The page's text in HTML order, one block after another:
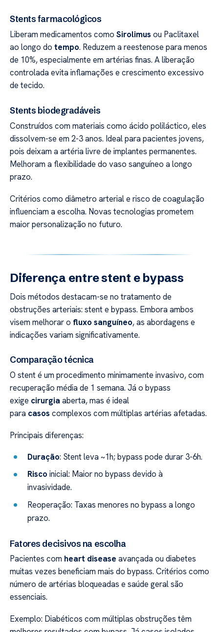
Stents farmacológicos
Liberam medicamentos como Sirolimus ou Paclitaxel
ao longo do tempo. Reduzem a reestenose para menos
de 10%, especialmente em artérias finas. A liberação
controlada evita inflamações e crescimento excessivo
de tecido.
Stents biodegradáveis
Construídos com materiais como ácido poliláctico, eles
dissolvem-se em 2-3 anos. Ideal para pacientes jovens,
pois deixam a artéria livre de implantes permanentes.
Melhoram a flexibilidade do vaso sanguíneo a longo
prazo.
Critérios como diâmetro arterial e risco de coagulação
influenciam a escolha. Novas tecnologias prometem
maior personalização no futuro.
Diferença entre stent e bypass
Dois métodos destacam-se no tratamento de
obstruções arteriais: stent e bypass. Embora ambos
visem melhorar o fluxo sanguíneo, as abordagens e
indicações variam significativamente.
Comparação técnica
O stent é um procedimento minimamente invasivo, com
recuperação média de 1 semana. Já o bypass
exige cirurgia aberta, mas é ideal
para casos complexos com múltiplas artérias afetadas.
Principais diferenças:
Duração: Stent leva ~1h; bypass pode durar 3-6h.
Risco inicial: Maior no bypass devido à
invasividade.
Reoperação: Taxas menores no bypass a longo
prazo.
Fatores decisivos na escolha
Pacientes com heart disease avançada ou diabetes
muitas vezes beneficiam mais do bypass. Critérios como
número de artérias bloqueadas e saúde geral são
essenciais.
Exemplo: Diabéticos com múltiplas obstruções têm